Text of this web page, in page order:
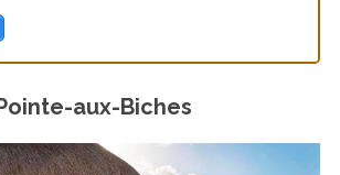
aux-Biches